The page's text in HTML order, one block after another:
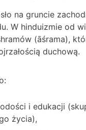
na gruncie
W hinduizmie od
(āśrama),
duchową.
i edukacji
życia),